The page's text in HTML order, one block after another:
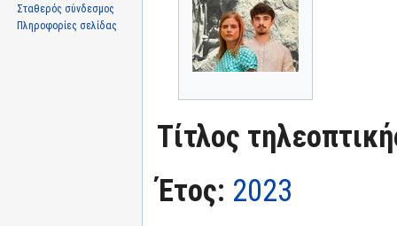
Τίτλος
Έτος: 2023
Σταθερός σύνδεσμος
Πληροφορίες σελίδας